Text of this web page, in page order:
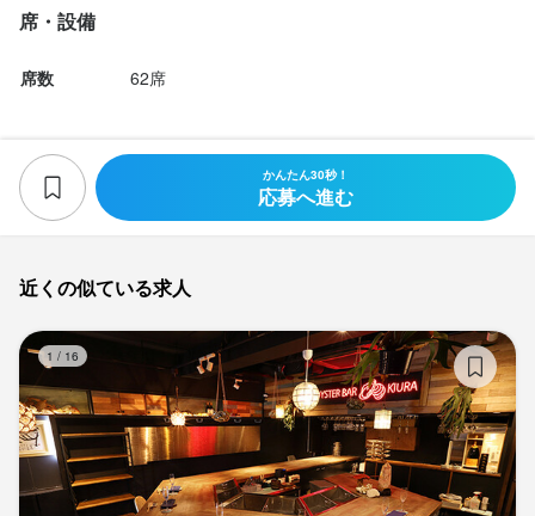
席・設備
席数 62席
かんたん30秒！
応募へ進む
近くの似ている求人
1 / 16
2週間毎に｢この日に入りたいです！｣という希望を送信♪
忙しいときは、週0日になってもOK!
◆常連さんが多いお店♪
声をかけてもらえる事も!
客層が落ち着いているので
コミュニケーションもとれます♪
★従業員満足度90%以上
当店は一度勤務していただければ気に入ること間違いなし!
自分の友達が今では一緒に働いている!なんてことが多いです♪